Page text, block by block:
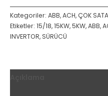
Kategoriler: ABB,ACH,ÇOK
Etiketler: 15/18,15KW,5KW,ABB,
INVERTOR, SÜRÜCÜ